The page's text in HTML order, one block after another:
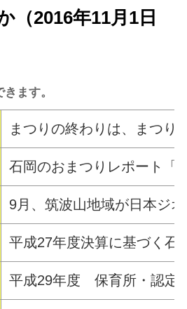
（2016年11月1日
ます。
まつりの終わりは、まつり
石岡のおまつりレポート「
9月、筑波山地域が日本ジ
平成27年度決算に基づく石
平成29年度 保育所・認定